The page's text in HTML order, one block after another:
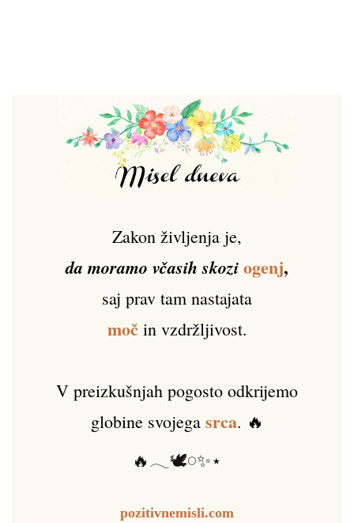
Zakon življenja je,
da moramo včasih skoziogenj,
saj prav tam nastajata
močin vzdržljivost.
V preizkušnjah pogosto odkrijemo
globine svojega srca. 🔥
🔥𓂃🕊️𓏸✨⋆
pozitivnemisli.com